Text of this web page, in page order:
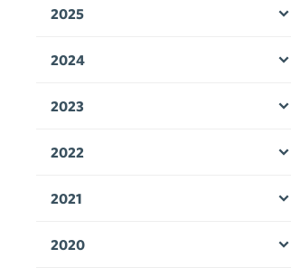
2025
2024
2023
2022
2021
2020